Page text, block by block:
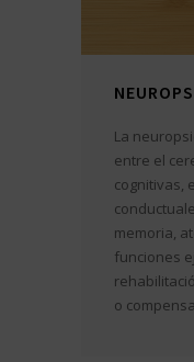
La
entre el
cognitivas,
memoria,
funciones
o